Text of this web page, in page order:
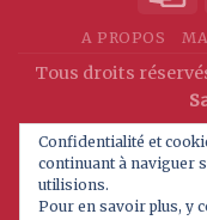
A PROPOS
Tous droits
Confidentialité et
continuant à naviguer
utilisions.
Pour en savoir plus, y